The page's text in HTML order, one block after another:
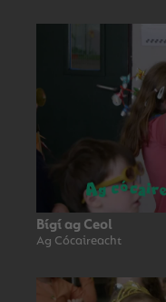
Bígí ag Ceol
Ag Cócaireacht